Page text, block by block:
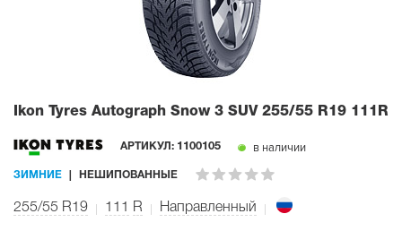
Ikon Tyres Autograph Snow 3 SUV 255/55 R19 111R
АРТИКУЛ: 1100105 в наличии
ЗИМНИЕ НЕШИПОВАННЫЕ
255/55 R19 111 R Направленный